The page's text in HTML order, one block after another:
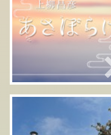
2016年04月01日
朗読コーナー『あけの語
と』